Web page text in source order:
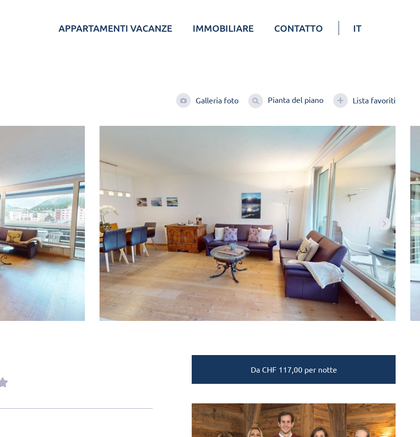
APPARTAMENTI VACANZE IMMOBILIARE CONTATTO IT
Galleria foto Pianta del piano Lista favoriti
Da CHF 117,00per notte